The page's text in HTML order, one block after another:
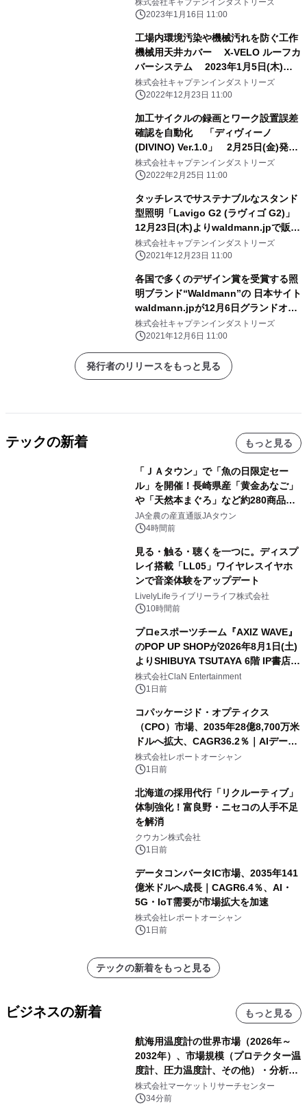
販売開始
株式会社キャプテンインダストリーズ
2023年1月16日 11:00
工場内環境汚染や機械汚れを防ぐ工作
機械用天井カバー X-VELO ルーフカ
バーシステム 2023年1月5日(木)か
ら販売を再開
株式会社キャプテンインダストリーズ
2022年12月23日 11:00
加工サイクルの録画とワーク設置誤差
確認を自動化 「ディヴィーノ
(DIVINO) Ver.1.0」 2月25日(金)発
売 ヒューマンエラー防止、加工時の
事故を分析する 機械連動型システム
株式会社キャプテンインダストリーズ
2022年2月25日 11:00
タッチレスでサステナブルなスタンド
型照明「Lavigo G2 (ラヴィゴ G2)」
12月23日(木)よりwaldmann.jpで販売
開始 睡眠の質が変わるオリジナルの
サーカディアンリズム機能搭載
株式会社キャプテンインダストリーズ
2021年12月23日 11:00
各国で多くのデザイン賞を受賞する照
明ブランド“Waldmann”の 日本サイト
waldmann.jpが12月6日グランドオー
プン
株式会社キャプテンインダストリーズ
2021年12月6日 11:00
発行者のリリースをもっと見る
テックの新着 もっと見る
「ＪＡタウン」で「魚の日限定セー
ル」を開催！長崎県産「黄金あなご」
や「天然本まぐろ」など約280商品を
販売！～毎月１０日の定例企画～
JA全農の産直通販JAタウン
4時間前
見る・触る・聴くを一つに。ディスプ
レイ搭載「LL05」ワイヤレスイヤホ
ンで音楽体験をアップデート
LivelyLifeライブリーライフ株式会社
10時間前
プロeスポーツチーム『AXIZ WAVE』
のPOP UP SHOPが2026年8月1日(土)
よりSHIBUYA TSUTAYA 6階 IP書店で
開催決定！！
株式会社ClaN Entertainment
1日前
コパッケージド・オプティクス
（CPO）市場、2035年28億8,700万米
ドルへ拡大、CAGR36.2％｜AIデータ
センター・高速光通信需要が成長を加
速
株式会社レポートオーシャン
1日前
北海道の採用代行「リクルーティブ」
体制強化！富良野・ニセコの人手不足
を解消
クウカン株式会社
1日前
データコンバータIC市場、2035年141
億米ドルへ成長｜CAGR6.4％、AI・
5G・IoT需要が市場拡大を加速
株式会社レポートオーシャン
1日前
テックの新着をもっと見る
ビジネスの新着 もっと見る
航海用温度計の世界市場（2026年～
2032年）、市場規模（プロテクター温
度計、圧力温度計、その他）・分析レ
ポートを発表
株式会社マーケットリサーチセンター
34分前